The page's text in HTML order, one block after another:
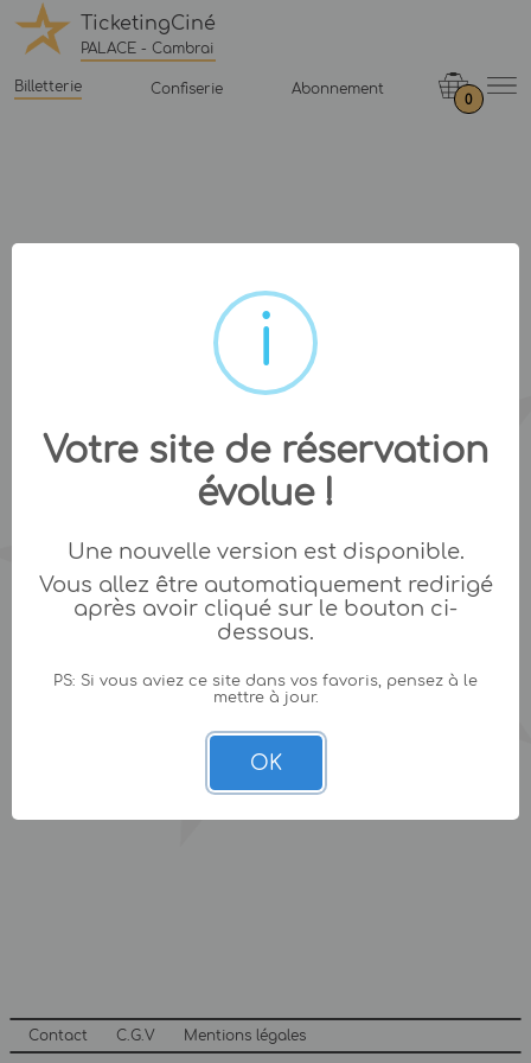
TicketingCiné
PALACE - Cambrai
Billetterie Confiserie Abonnement
0
Contact C.G.V Mentions légales
Votre site de réservation
évolue !
Une nouvelle version est disponible.
Vous allez être automatiquement redirigé
après avoir cliqué sur le bouton ci-
dessous.
PS: Si vous aviez ce site dans vos favoris, pensez à le
mettre à jour.
OK